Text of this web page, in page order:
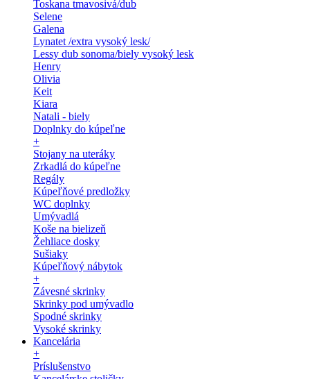
Toskana tmavosivá/dub
Selene
Galena
Lynatet /extra vysoký lesk/
Lessy dub sonoma/biely vysoký lesk
Henry
Olivia
Keit
Kiara
Natali - biely
Doplnky do kúpeľne
+
Stojany na uteráky
Zrkadlá do kúpeľne
Regály
Kúpeľňové predložky
WC doplnky
Umývadlá
Koše na bielizeň
Žehliace dosky
Sušiaky
Kúpeľňový nábytok
+
Závesné skrinky
Skrinky pod umývadlo
Spodné skrinky
Vysoké skrinky
Kancelária
+
Príslušenstvo